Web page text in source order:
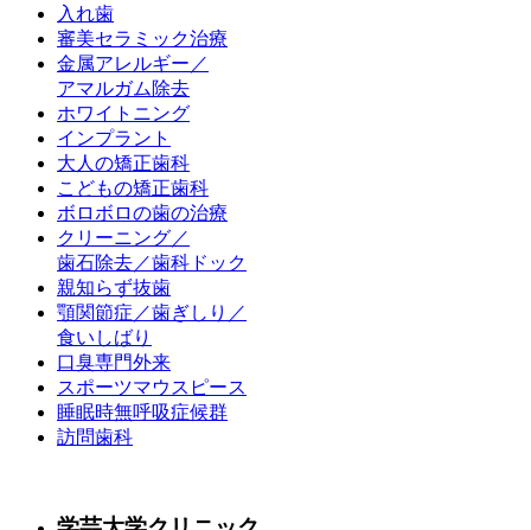
入れ歯
審美セラミック治療
金属アレルギー／
アマルガム除去
ホワイトニング
インプラント
大人の矯正歯科
こどもの矯正歯科
ボロボロの歯の治療
クリーニング／
歯石除去／歯科ドック
親知らず抜歯
顎関節症／歯ぎしり／
食いしばり
口臭専門外来
スポーツマウスピース
睡眠時無呼吸症候群
訪問歯科